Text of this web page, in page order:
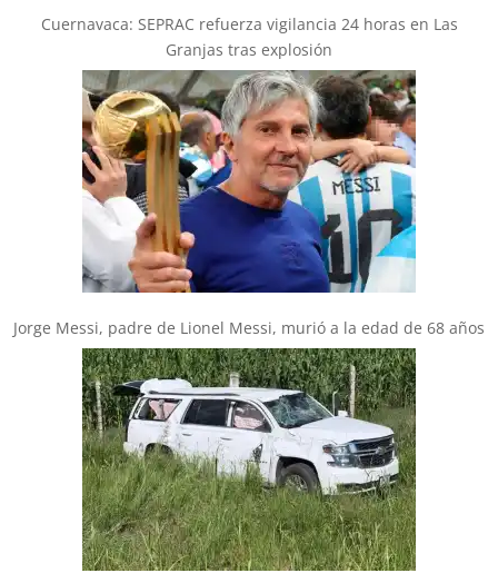
Cuernavaca: SEPRAC refuerza vigilancia 24 horas en Las
Granjas tras explosión
Jorge Messi, padre de Lionel Messi, murió a la edad de 68 años